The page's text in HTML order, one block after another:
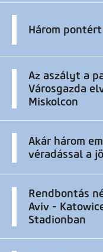
Három
Az aszályt a
Városgazda
Miskolcon
Akár három
véradással a
Rendbontás
Aviv -
Stadionban